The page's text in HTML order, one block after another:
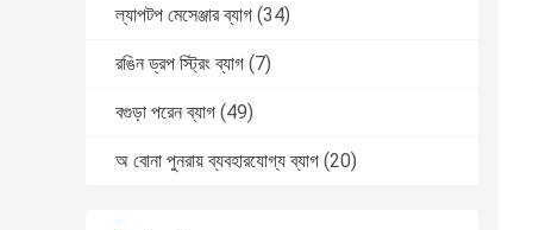
ল্যাপটপ মেসেঞ্জার ব্যাগ (34)
রঙিন ড্রপ স্ট্রিং ব্যাগ (7)
বগুড়া পরেন ব্যাগ (49)
অ বোনা পুনরায় ব্যবহারযোগ্য ব্যাগ (20)